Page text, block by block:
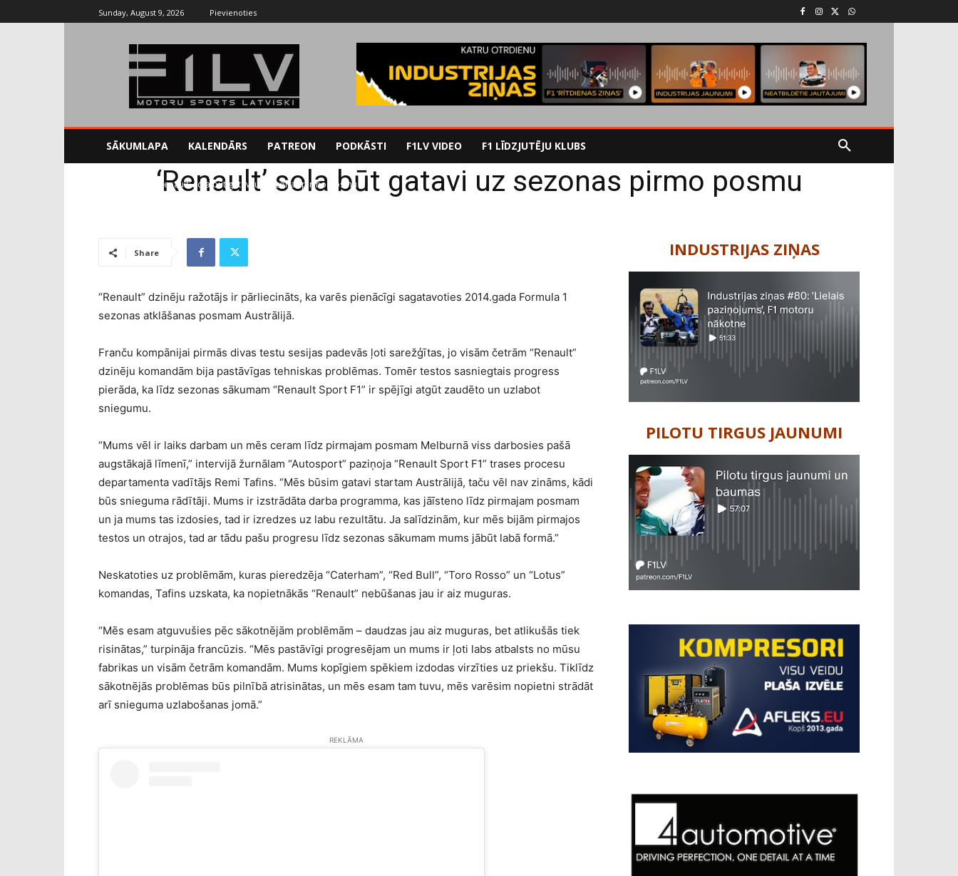
Sunday, August 9, 2026 Pievienoties
SĀKUMLAPA KALENDĀRS PATREON PODKĀSTI F1LV VIDEO F1 LĪDZJUTĒJU KLUBS
'Renault' sola būt gatavi uz sezonas pirmo posmu
‘Renault’ sola būt gatavi uz sezonas pirmo posmu
Share
“Renault” dzinēju ražotājs ir pārliecināts, ka varēs pienācīgi sagatavoties 2014.gada Formula 1
sezonas atklāšanas posmam Austrālijā.
Franču kompānijai pirmās divas testu sesijas padevās ļoti sarežģītas, jo visām četrām “Renault”
dzinēju komandām bija pastāvīgas tehniskas problēmas. Tomēr testos sasniegtais progress
pierāda, ka līdz sezonas sākumam “Renault Sport F1” ir spējīgi atgūt zaudēto un uzlabot
sniegumu.
“Mums vēl ir laiks darbam un mēs ceram līdz pirmajam posmam Melburnā viss darbosies pašā
augstākajā līmenī,” intervijā žurnālam “Autosport” paziņoja “Renault Sport F1” trases procesu
departamenta vadītājs Remi Tafins. “Mēs būsim gatavi startam Austrālijā, taču vēl nav zināms, kādi
būs snieguma rādītāji. Mums ir izstrādāta darba programma, kas jāīsteno līdz pirmajam posmam
un ja mums tas izdosies, tad ir izredzes uz labu rezultātu. Ja salīdzinām, kur mēs bijām pirmajos
testos un otrajos, tad ar tādu pašu progresu līdz sezonas sākumam mums jābūt labā formā.”
Neskatoties uz problēmām, kuras pieredzēja “Caterham”, “Red Bull”, “Toro Rosso” un “Lotus”
komandas, Tafins uzskata, ka nopietnākās “Renault” nebūšanas jau ir aiz muguras.
“Mēs esam atguvušies pēc sākotnējām problēmām – daudzas jau aiz muguras, bet atlikušās tiek
risinātas,” turpināja francūzis. “Mēs pastāvīgi progresējam un mums ir ļoti labs atbalsts no mūsu
fabrikas un visām četrām komandām. Mums kopīgiem spēkiem izdodas virzīties uz priekšu. Tiklīdz
sākotnējās problēmas būs pilnībā atrisinātas, un mēs esam tam tuvu, mēs varēsim nopietni strādāt
arī snieguma uzlabošanas jomā.”
REKLĀMA
INDUSTRIJAS ZIŅAS
PILOTU TIRGUS JAUNUMI